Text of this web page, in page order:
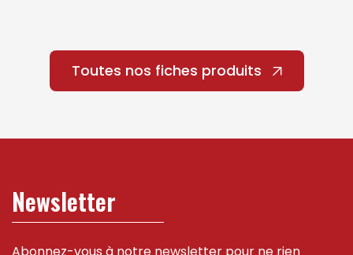
Toutes nos fiches produits
Newsletter